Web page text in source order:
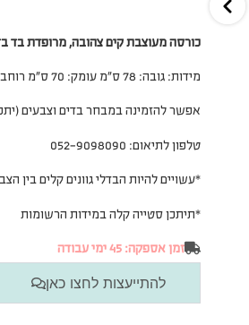
כורסה מעוצבת קים צהובה, מרופדת בד
מידות: גובה: 78 ס”מ עומק: 70 ס”מ רוחב: 68 ס”מ
אפשר להזמינה במבחר בדים וצבעים
טלפון לתיאום: 052-9098090
*עשויים להיות הבדלי גוונים קלים בין
*תיתכן סטייה קלה במידות הרשומות
זמן אספקה: 45 ימי עבודה
להתייעצות לחצו כאן